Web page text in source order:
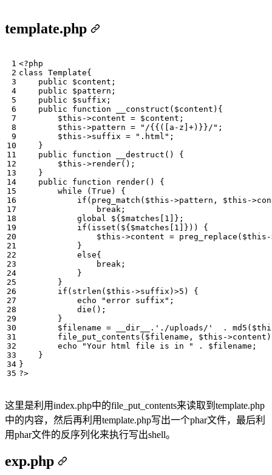
template.php
<?php
class Template{
public
$content ;
public
$pattern ;
public
$suffix ;
public
function __construct ( $content ){
$this ->content = $content ;
$this ->pattern = "/{{([a-z]+)}}/" ;
$this ->suffix = ".html" ;
}
public
function __destruct ()
{
$this ->render();
}
public
function render()
{
while
( True )
{
if ( preg_match ( $this ->pattern , $this ->
break ;
global
${ $matches 1 ]};
if ( isset ( ${ $matches 1 ]}))
{
$this ->content = preg_replace ( $this
}
else{
break ;
}
}
if ( strlen ( $this ->suffix ) >5 )
{
echo
"error suffix" ;
die ();
}
$filename = __dir__ . './uploads/' . md5 (
file_put_contents ( $filename , $this ->content
echo
"Your html file is in " . $filename ;
}
}
?>
这里是利用index.php中的file_put_contents来读取到template.php
中的内容，然后再利用template.php写出一个phar文件，最后利
用phar文件的反序列化来执行写出shell。
exp.php